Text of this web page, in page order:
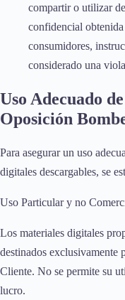
compartir o utilizar
confidencial
consumidores,
considerado una
Uso Adecuado
Oposición
Para asegurar un uso
digitales descargables, se
Uso Particular y no
Los materiales digitales
destinados exclusivamente
Cliente. No se permite su
lucro.